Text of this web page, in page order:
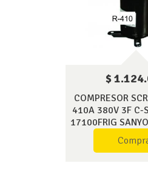
$
COMPRESOR
410A 380V 3F C-
17100FRIG